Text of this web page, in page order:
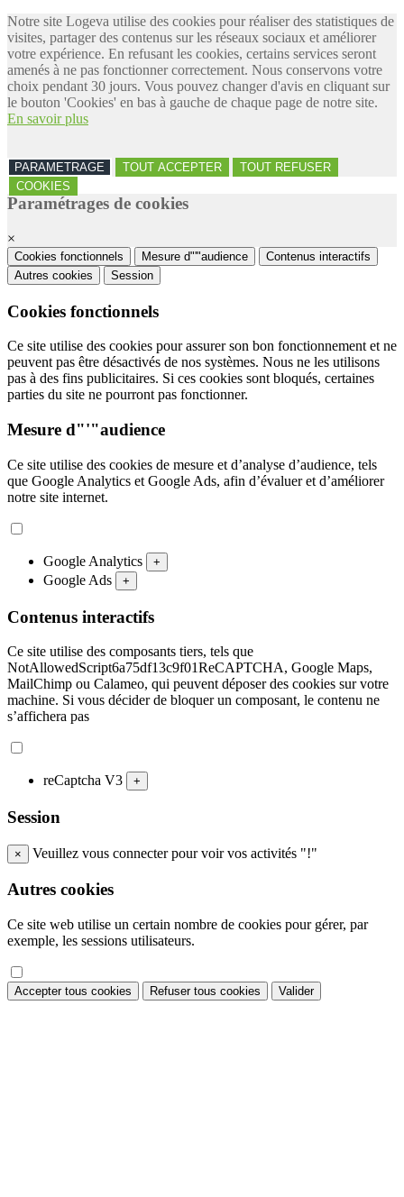
Notre site Logeva utilise des cookies pour réaliser des statistiques de
visites, partager des contenus sur les réseaux sociaux et améliorer
votre expérience. En refusant les cookies, certains services seront
amenés à ne pas fonctionner correctement. Nous conservons votre
choix pendant 30 jours. Vous pouvez changer d'avis en cliquant sur
le bouton 'Cookies' en bas à gauche de chaque page de notre site.
En savoir plus
PARAMETRAGE TOUT ACCEPTER
TOUT REFUSER
COOKIES
Paramétrages de cookies
×
Cookies fonctionnels Mesure d"'"audience
Contenus interactifs
Autres cookies
Session
Cookies fonctionnels
Ce site utilise des cookies pour assurer son bon fonctionnement et ne
peuvent pas être désactivés de nos systèmes. Nous ne les utilisons
pas à des fins publicitaires. Si ces cookies sont bloqués, certaines
parties du site ne pourront pas fonctionner.
Mesure d"'"audience
Ce site utilise des cookies de mesure et d’analyse d’audience, tels
que Google Analytics et Google Ads, afin d’évaluer et d’améliorer
notre site internet.
Google Analytics +
Google Ads +
Contenus interactifs
Ce site utilise des composants tiers, tels que
NotAllowedScript6a75df13c9f01ReCAPTCHA, Google Maps,
MailChimp ou Calameo, qui peuvent déposer des cookies sur votre
machine. Si vous décider de bloquer un composant, le contenu ne
s’affichera pas
reCaptcha V3 +
Session
× Veuillez vous connecter pour voir vos activités "!"
Autres cookies
Ce site web utilise un certain nombre de cookies pour gérer, par
exemple, les sessions utilisateurs.
Accepter tous cookies Refuser tous cookies Valider